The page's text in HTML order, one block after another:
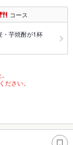
コース
・芋焼酎が1杯
さい。